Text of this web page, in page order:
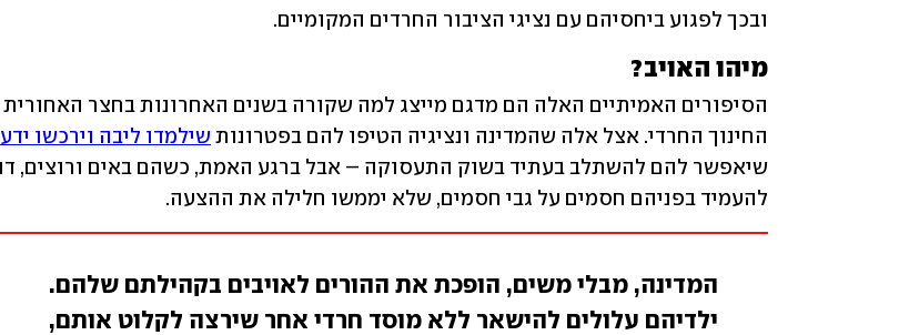
ובכך לפגוע ביחסיהם עם נציגי הציבור החרדים המקומיים.
מיהו האויב?
החינוך החרדי. אצל אלה שהמדינה ונציגיה הטיפו להם בפטרונות שילמדו ליבה וירכשו ידע
להעמיד בפניהם חסמים על גבי חסמים, שלא יממשו חלילה את ההצעה.
המדינה, מבלי משים, הופכת את ההורים לאויבים בקהילתם שלהם.
ילדיהם עלולים להישאר ללא מוסד חרדי אחר שירצה לקלוט אותם,